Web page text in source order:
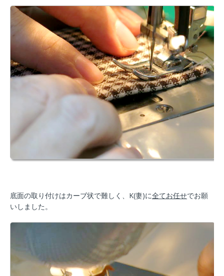
底面の取り付けはカーブ状で難しく、K(妻)に全てお任せでお願
いしました。